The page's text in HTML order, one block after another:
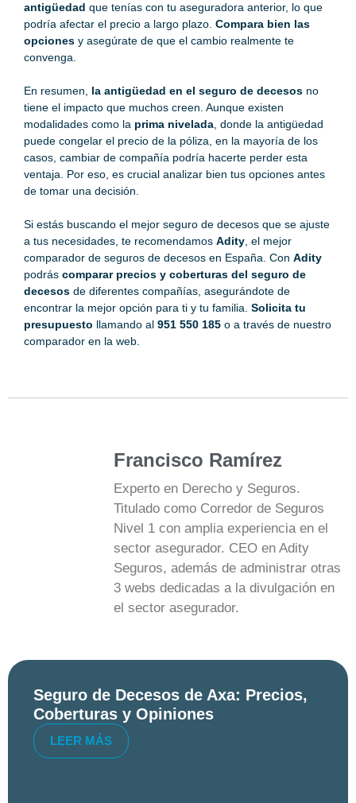
antigüedad que tenías con tu aseguradora anterior, lo que
podría afectar el precio a largo plazo. Compara bien las
opciones y asegúrate de que el cambio realmente te
convenga.
En resumen, la antigüedad en el seguro de decesos no
tiene el impacto que muchos creen. Aunque existen
modalidades como la prima nivelada , donde la antigüedad
puede congelar el precio de la póliza, en la mayoría de los
casos, cambiar de compañía podría hacerte perder esta
ventaja. Por eso, es crucial analizar bien tus opciones antes
de tomar una decisión.
Si estás buscando el mejor seguro de decesos que se ajuste
a tus necesidades, te recomendamos Adity , el mejor
comparador de seguros de decesos en España. Con Adity
podrás comparar precios y coberturas del seguro de
decesos de diferentes compañías, asegurándote de
encontrar la mejor opción para ti y tu familia. Solicita tu
presupuesto llamando al 951 550 185 o a través de nuestro
comparador en la web.
Francisco Ramírez
Experto en Derecho y Seguros.
Titulado como Corredor de Seguros
Nivel 1 con amplia experiencia en el
sector asegurador. CEO en Adity
Seguros, además de administrar otras
3 webs dedicadas a la divulgación en
el sector asegurador.
Seguro de Decesos de Axa: Precios,
Coberturas y Opiniones
LEER MÁS